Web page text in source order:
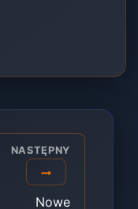
NASTĘPNY
Nowe